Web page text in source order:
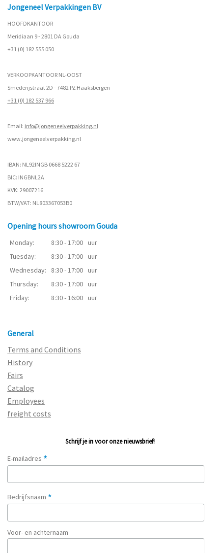
Jongeneel Verpakkingen BV
HOOFDKANTOOR
Meridiaan 9 - 2801 DA Gouda
+31 (0) 182 555 050
VERKOOPKANTOOR NL-OOST
Smederijstraat 2D - 7482 PZ Haaksbergen
+31 (0) 182 537 966
Email: info@jongeneelverpakking.nl
www.jongeneelverpakking.nl
IBAN: NL92INGB 0668 5222 67
BIC: INGBNL2A
KVK: 29007216
BTW/VAT: NL803367053B0
Opening hours showroom Gouda
Monday: 8:30 - 17:00 uur
Tuesday:
8:30 - 17:00 uur
Wednesday:
8:30 - 17:00 uur
Thursday:
8:30 - 17:00 uur
Friday:
8:30 - 16:00 uur
General
Terms and Conditions
History
Fairs
Catalog
Employees
freight costs
Schrijf je in voor onze nieuwsbrief!
E-mailadres *
Bedrijfsnaam *
Voor- en achternaam